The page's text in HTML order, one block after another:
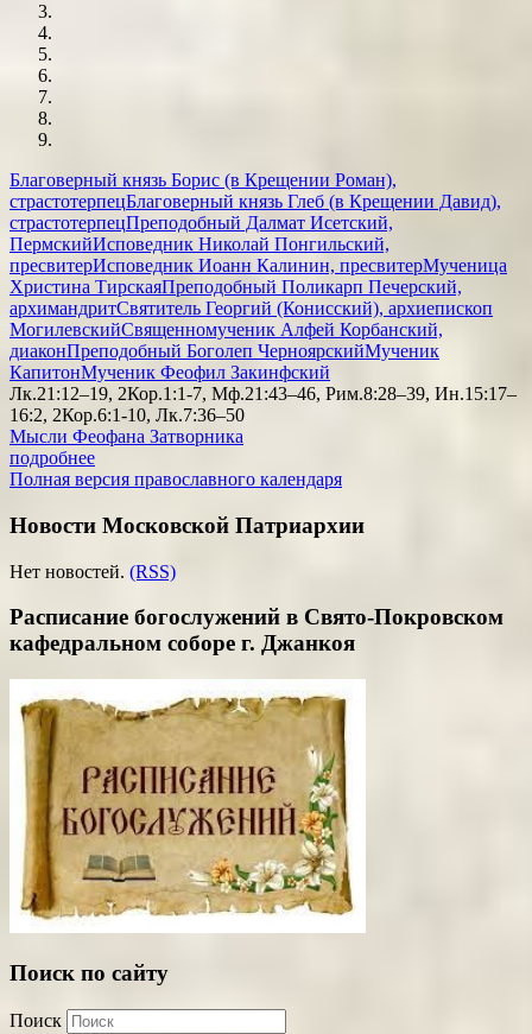
Благоверный князь Борис (в Крещении Роман),
страстотерпецБлаговерный князь Глеб (в Крещении Давид),
страстотерпецПреподобный Далмат Исетский,
ПермскийИсповедник Николай Понгильский,
пресвитерИсповедник Иоанн Калинин, пресвитерМученица
Христина ТирскаяПреподобный Поликарп Печерский,
архимандритСвятитель Георгий (Конисский), архиепископ
МогилевскийСвященномученик Алфей Корбанский,
диаконПреподобный Боголеп ЧерноярскийМученик
КапитонМученик Феофил Закинфский
Лк.21:12–19, 2Кор.1:1-7, Мф.21:43–46, Рим.8:28–39, Ин.15:17–
16:2, 2Кор.6:1-10, Лк.7:36–50
Мысли Феофана Затворника
подробнее
Полная версия православного календаря
Новости Московской Патриархии
Нет новостей. (RSS)
Расписание богослужений в Свято-Покровском
кафедральном соборе г. Джанкоя
Поиск по сайту
Поиск